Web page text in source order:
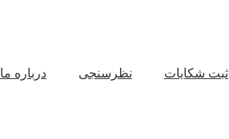
ثبت شکایات نظرسنجی درباره ما